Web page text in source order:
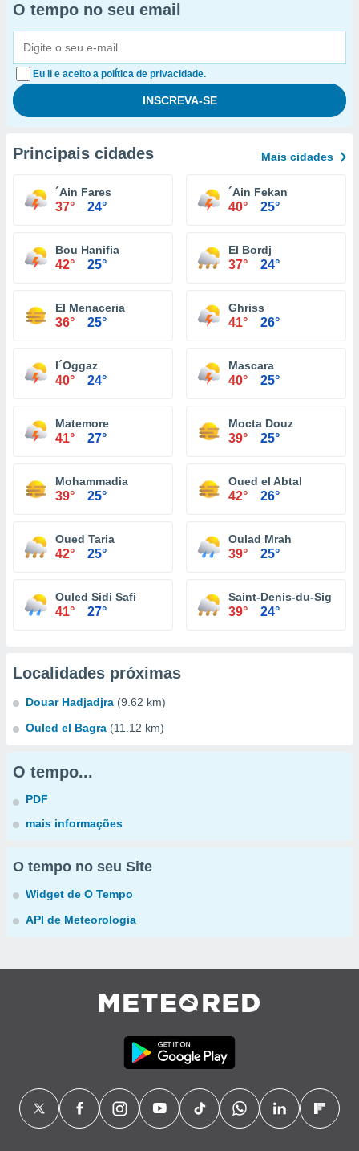
O tempo no seu email
Eu li e aceito a política de privacidade.
Principais cidades Mais cidades
´Ain Fares
37° 24°
´Ain Fekan
40° 25°
Bou Hanifia
42° 25°
El Bordj
37° 24°
El Menaceria
36° 25°
Ghriss
41° 26°
l´Oggaz
40° 24°
Mascara
40° 25°
Matemore
41° 27°
Mocta Douz
39° 25°
Mohammadia
39° 25°
Oued el Abtal
42° 26°
Oued Taria
42° 25°
Oulad Mrah
39° 25°
Ouled Sidi Safi
41° 27°
Saint-Denis-du-Sig
39° 24°
Localidades próximas
Douar Hadjadjra (9.62 km)
Ouled el Bagra (11.12 km)
O tempo...
PDF
mais informações
O tempo no seu Site
Widget de O Tempo
API de Meteorologia